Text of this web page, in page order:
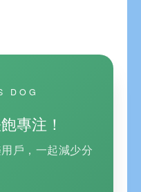
DOG
專注！
戶，一起減少分